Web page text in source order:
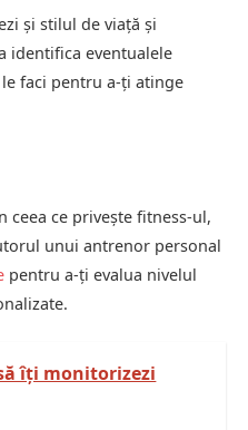
și stilul de viață și
identifica eventualele
faci pentru a-ți atinge
ceea ce privește fitness-ul,
unui antrenor personal
pentru a-ți evalua nivelul
îți monitorizezi